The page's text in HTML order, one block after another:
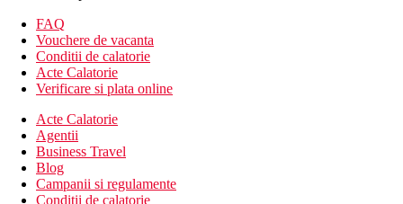
o cladire
lift
receptie
camera de bagaje
parcare (disponibila contra cost)
Descrierea plajei
Sezlonguri si umbrele (contra cost)
FAQ
Vouchere de vacanta
Conditii de calatorie
Acte Calatorie
Verificare si plata online
Acte Calatorie
Agentii
Business Travel
Blog
Campanii si regulamente
Conditii de calatorie